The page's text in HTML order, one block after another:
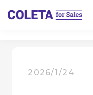
2026/1/24